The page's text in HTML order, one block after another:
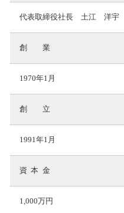
代表取締役社長 土江 洋宇
創 業
1970年1月
創 立
1991年1月
資本 金
1,000万円